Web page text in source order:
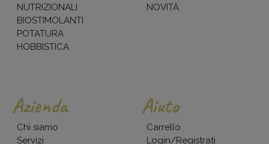
NUTRIZIONALI
BIOSTIMOLANTI
POTATURA
HOBBISTICA
NOVITÀ
Azienda
Chi siamo
Servizi
Aiuto
Carrello
Login/Registrati